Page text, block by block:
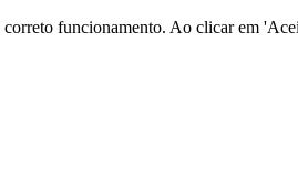
funcionamento. Ao clicar em